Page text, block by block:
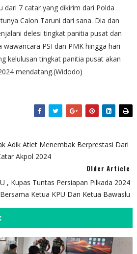
dari 7 catar yang dikirim dari Polda
Calon Taruni dari sana. Dia dan
delesi tingkat panitia pusat dan
PSI dan PMK hingga hari
kelulusan tingkat panitia pusat akan
mendatang.(Widodo)
Adik Atlet Menembak Berprestasi Dari
Akpol 2024
Older Article
, Kupas Tuntas Persiapan Pilkada 2024
Bersama Ketua KPU Dan Ketua Bawaslu